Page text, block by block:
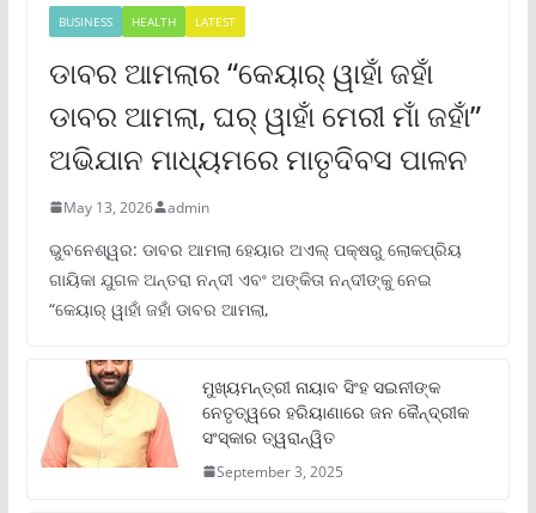
BUSINESS HEALTH LATEST
ଡାବର ଆମଲାର “କେୟାର୍ ୱାହାଁ ଜହାଁ
ଡାବର ଆମଲା, ଘର୍ ୱାହାଁ ମେରୀ ମାଁ ଜହାଁ”
ଅଭିଯାନ ମାଧ୍ୟମରେ ମାତୃଦିବସ ପାଳନ
May 13, 2026 admin
ଭୁବନେଶ୍ୱର: ଡାବର ଆମଲା ହେୟାର ଅଏଲ୍ ପକ୍ଷରୁ ଲୋକପ୍ରିୟ
ଗାୟିକା ଯୁଗଳ ଅନ୍ତରା ନନ୍ଦୀ ଏବଂ ଅଙ୍କିତା ନନ୍ଦୀଙ୍କୁ ନେଇ
“କେୟାର୍ ୱାହାଁ ଜହାଁ ଡାବର ଆମଲା,
ମୁଖ୍ୟମନ୍ତ୍ରୀ ନାୟାବ ସିଂହ ସଇନୀଙ୍କ
ନେତୃତ୍ୱରେ ହରିୟାଣାରେ ଜନ କୈନ୍ଦ୍ରୀକ
ସଂସ୍କାର ତ୍ୱରାନ୍ୱିତ
September 3, 2025